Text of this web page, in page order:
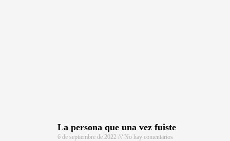
La persona que una vez fuiste
6 de septiembre de 2022 No hay comentarios